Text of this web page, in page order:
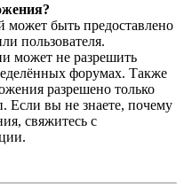
может быть предоставлено
пользователя.
может не разрешить
форумах. Также
разрешено только
Если вы не знаете, почему
свяжитесь с